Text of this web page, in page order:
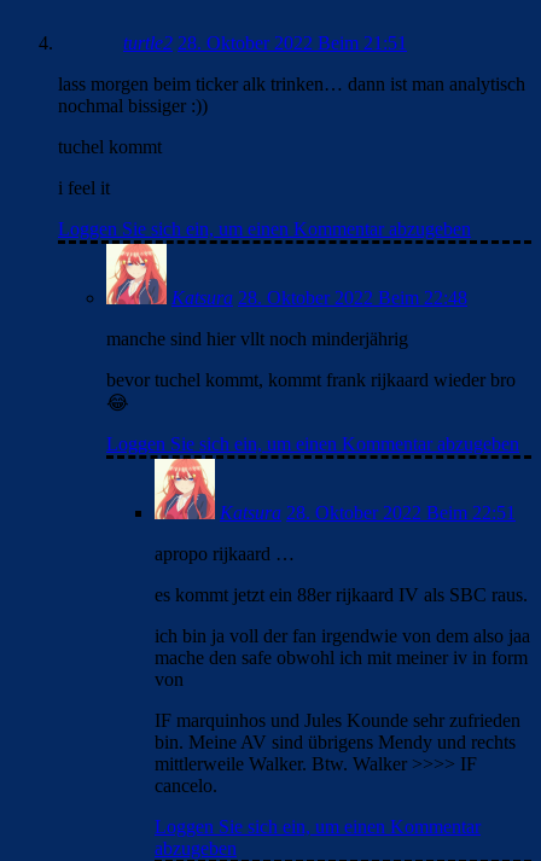
turtle2 28. Oktober 2022 Beim 21:51
lass morgen beim ticker alk trinken… dann ist man analytisch
nochmal bissiger :))
tuchel kommt
i feel it
Loggen Sie sich ein, um einen Kommentar abzugeben
Katsura 28. Oktober 2022 Beim 22:48
manche sind hier vllt noch minderjährig
bevor tuchel kommt, kommt frank rijkaard wieder bro
😂
Loggen Sie sich ein, um einen Kommentar abzugeben
Katsura 28. Oktober 2022 Beim 22:51
apropo rijkaard …
es kommt jetzt ein 88er rijkaard IV als SBC raus.
ich bin ja voll der fan irgendwie von dem also jaa
mache den safe obwohl ich mit meiner iv in form
von
IF marquinhos und Jules Kounde sehr zufrieden
bin. Meine AV sind übrigens Mendy und rechts
mittlerweile Walker. Btw. Walker >>>> IF
cancelo.
Loggen Sie sich ein, um einen Kommentar
abzugeben